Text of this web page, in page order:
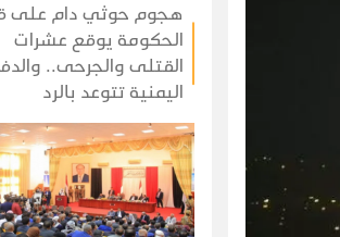
هجوم حوثي دام على
الحكومة يوقع عشرات
القتلى والجرحى..
اليمنية تتوعد بالرد